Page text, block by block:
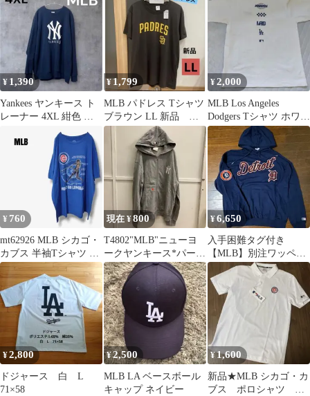
¥ 1,390
Yankees ヤンキース ト
レーナー 4XL 紺色 裏
起毛 ビックサイズ 冬
¥1,799
MLB パドレス Tシャツ
ブラウン LL 新品 半
袖 野球 メジャー
¥2,000
MLB Los Angeles
Dodgers Tシャツ ホワイ
ト LL
¥ 760
mt62926 MLB シカゴ・
カブス 半袖Tシャツ ブ
ルー 野球 メジャー
現在 ¥800
T4802"MLB"ニューヨ
ークヤンキース*パーカ
ー*フーディー*メンズ
L
¥6,650
入手困難タグ付き
【MLB】別注ワッペン
刺繍プリントパーカ
ー タイガース 刺繍
¥2,800
ドジャース 白 L
71×58
¥2,500
MLB LA ベースボール
キャップ ネイビー
¥1,600
新品★MLB シカゴ・カ
ブス ポロシャツ 半